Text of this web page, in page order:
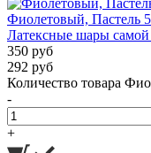
Фиолетовый, Пастель
Латексные шары самой
350 руб
292 руб
Количество товара
-
+